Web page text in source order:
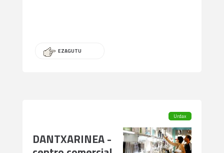
EZAGUTU
Urdax
DANTXARINEA -